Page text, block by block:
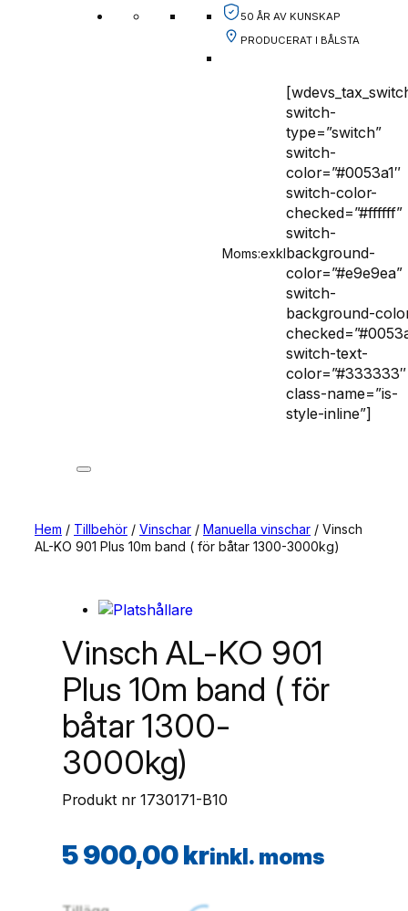
50 ÅR AV KUNSKAP
PRODUCERAT I BÅLSTA
Moms:exkl
switch-
type=”switch”
switch-
color=”#0053a1″
switch-color-
checked=”#ffffff”
switch-
background-
color=”#e9e9ea”
switch-
background-
switch-text-
color=”#333333″
class-name=”is-
style-inline”]
Hem / Tillbehör / Vinschar / Manuella vinschar / Vinsch
AL-KO 901 Plus 10m band ( för båtar 1300-3000kg)
Vinsch AL-KO 901
Plus 10m band ( för
båtar 1300-
3000kg)
Produkt nr1730171-B10
5 900,00krinkl. moms